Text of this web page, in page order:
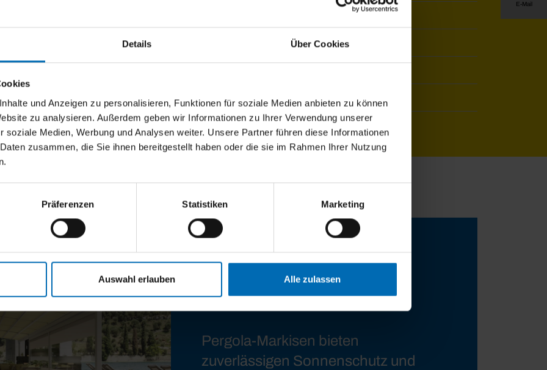
Details Über Cookies
und Anzeigen zu personalisieren, Funktionen für soziale Medien anbieten zu können
zu analysieren. Außerdem geben wir Informationen zu Ihrer Verwendung unserer
soziale Medien, Werbung und Analysen weiter. Unsere Partner führen diese Informationen
zusammen, die Sie ihnen bereitgestellt haben oder die sie im Rahmen Ihrer Nutzung
Präferenzen Statistiken Marketing
Auswahl erlauben Alle zulassen
gem. WAREMA Farbwelt
Montage der Pfosten auf Fundament, Wandmontage
Pergola-Markisen bieten
zuverlässigen Sonnenschutz und
E-Mail